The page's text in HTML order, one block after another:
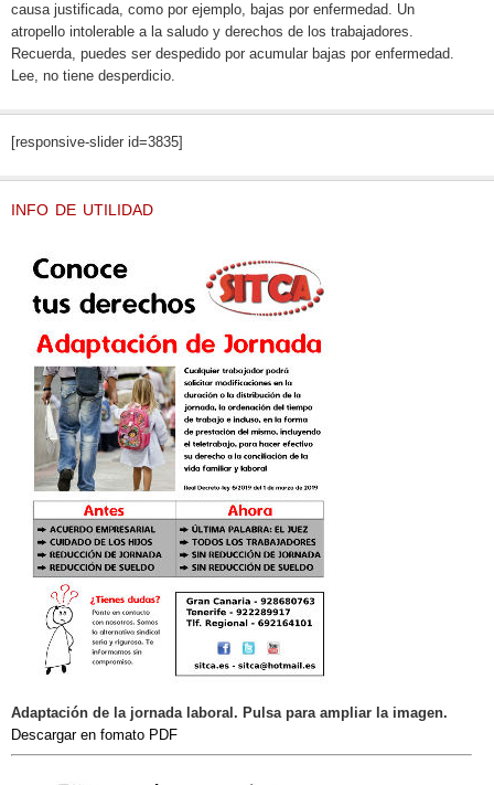
causa justificada, como por ejemplo, bajas por enfermedad. Un
atropello intolerable a la saludo y derechos de los trabajadores.
Recuerda, puedes ser despedido por acumular bajas por enfermedad.
Lee, no tiene desperdicio.
[responsive-slider id=3835]
INFO DE UTILIDAD
Adaptación de la jornada laboral. Pulsa para ampliar la imagen.
Descargar en fomato PDF